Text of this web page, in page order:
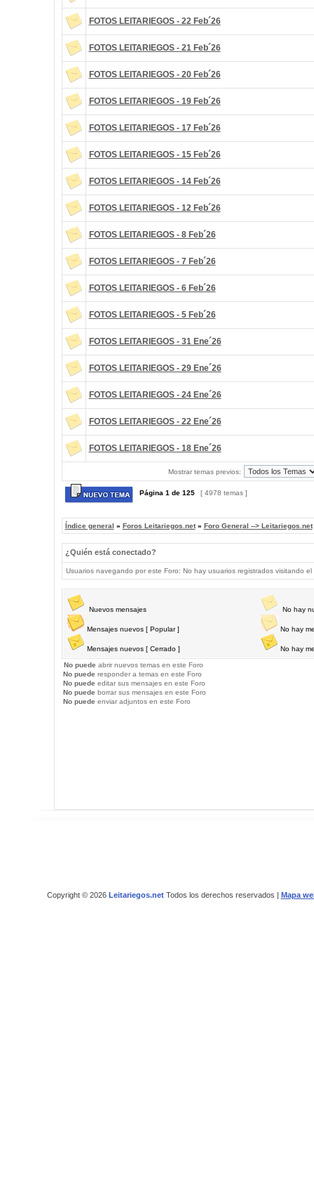
FOTOS LEITARIEGOS - 22 Feb´26
FOTOS LEITARIEGOS - 21 Feb´26
FOTOS LEITARIEGOS - 20 Feb´26
FOTOS LEITARIEGOS - 19 Feb´26
FOTOS LEITARIEGOS - 17 Feb´26
FOTOS LEITARIEGOS - 15 Feb´26
FOTOS LEITARIEGOS - 14 Feb´26
FOTOS LEITARIEGOS - 12 Feb´26
FOTOS LEITARIEGOS - 8 Feb´26
FOTOS LEITARIEGOS - 7 Feb´26
FOTOS LEITARIEGOS - 6 Feb´26
FOTOS LEITARIEGOS - 5 Feb´26
FOTOS LEITARIEGOS - 31 Ene´26
FOTOS LEITARIEGOS - 29 Ene´26
FOTOS LEITARIEGOS - 24 Ene´26
FOTOS LEITARIEGOS - 22 Ene´26
FOTOS LEITARIEGOS - 18 Ene´26
Mostrar temas previos:
Página 1 de 125 [ 4978 temas ]
Índice general » Foros Leitariegos.net» Foro General --> Leitariegos.net
¿Quién está conectado?
Usuarios navegando por este Foro: No hay usuarios registrados visitando
Nuevos mensajes
Mensajes nuevos [ Popular ]
Mensajes nuevos [ Cerrado ]
No hay
No hay
No hay
No puede abrir nuevos temas en este Foro
No puede responder a temas en este Foro
No puede editar sus mensajes en este Foro
No puede borrar sus mensajes en este Foro
No puede enviar adjuntos en este Foro
Copyright © 2026 Leitariegos.netTodos los derechos reservados | Mapa